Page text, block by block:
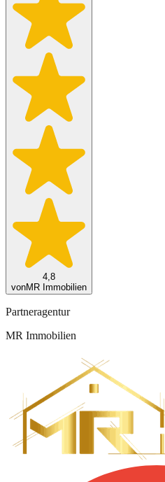
4,8
vonMR Immobilien
Partneragentur
MR Immobilien